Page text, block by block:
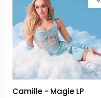
Camille - Magie LP